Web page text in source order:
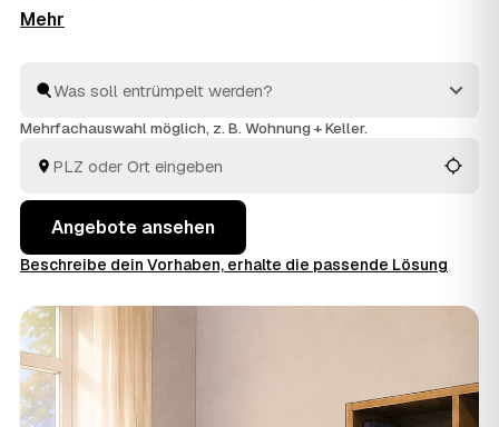
AWL in einer einzigen Anfrage: Sie schildern den
Festpreis. Räumen, fachgerecht entsorgen und
besenrein an den Vermieter übergeben gehört bei allen
besten passt.
Mehrfachauswahl möglich, z. B. Wohnung + Keller.
Angebote ansehen
Beschreibe dein Vorhaben, erhalte die passende Lösung